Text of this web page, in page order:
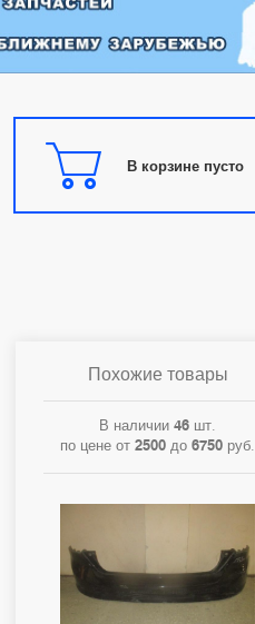
В корзине пусто
Похожие товары
В наличии 46 шт.
по цене от 2500 до 6750 руб.